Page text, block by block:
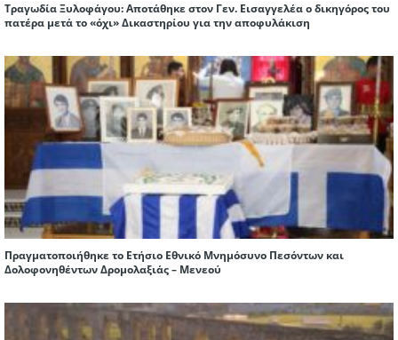
Τραγωδία Ξυλοφάγου: Αποτάθηκε στον Γεν. Εισαγγελέα ο δικηγόρος του
πατέρα μετά το «όχι» Δικαστηρίου για την αποφυλάκιση
Πραγματοποιήθηκε το Ετήσιο Εθνικό Μνημόσυνο Πεσόντων και
Δολοφονηθέντων Δρομολαξιάς – Μενεού